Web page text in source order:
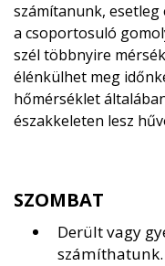
számítanunk,
a csoportosuló
szél többnyire
élénkülhet meg
hőmérséklet
északkeleten lesz
SZOMBAT
Derült vagy
számíthatunk.